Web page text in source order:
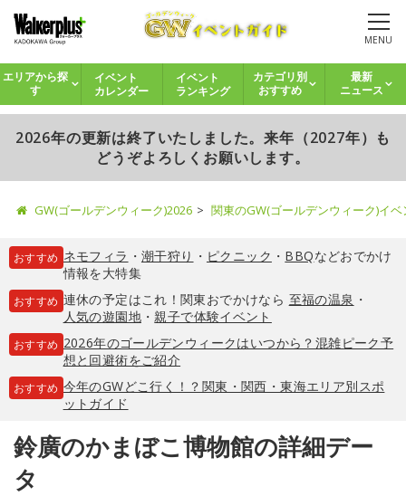
MENU
エリアから探
す
イベント
カレンダー
イベント
ランキング
カテゴリ別
おすすめ
最新
ニュース
2026年の更新は終了いたしました。来年（2027年）も
どうぞよろしくお願いします。
GW(ゴールデンウィーク)2026 関東のGW(ゴールデンウィーク)イ
おすすめ ネモフィラ ・ 潮干狩り ・ ピクニック ・ BBQなどおでかけ
情報を大特集
おすすめ 連休の予定はこれ！関東おでかけなら 至福の温泉 ・
人気の遊園地・親子で体験イベント
おすすめ 2026年のゴールデンウィークはいつから？混雑ピーク予
想と回避術をご紹介
おすすめ 今年のGWどこ行く！？関東・関西・東海エリア別スポ
ットガイド
鈴廣のかまぼこ博物館の詳細デー
タ